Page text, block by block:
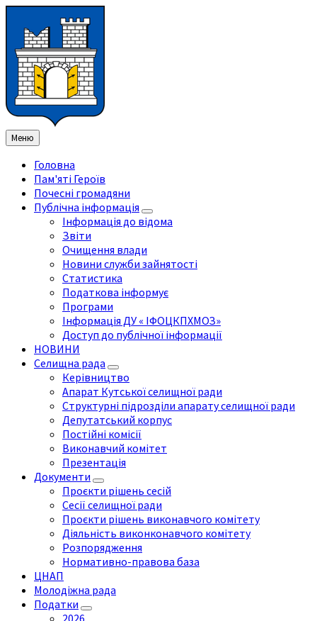
змісту
ліву
бічну
панель
праву
бічну
панель
нижнього
колонтитула
Меню
Головна
Пам'яті Героїв
Почесні громадяни
Публічна інформація
Інформація до відома
Звіти
Очищення влади
Новини служби зайнятості
Статистика
Податкова інформує
Програми
Інформація ДУ « ІФОЦКПХМОЗ»
Доступ до публічної інформації
НОВИНИ
Селищна рада
Керівництво
Апарат Кутської селищної ради
Структурні підрозділи апарату селищної ради
Депутатський корпус
Постійні комісії
Виконавчий комітет
Презентація
Документи
Проєкти рішень сесій
Сесії селищної ради
Проєкти рішень виконавчого комітету
Діяльність виконконавчого комітету
Розпорядження
Нормативно-правова база
ЦНАП
Молодіжна рада
Податки
2026